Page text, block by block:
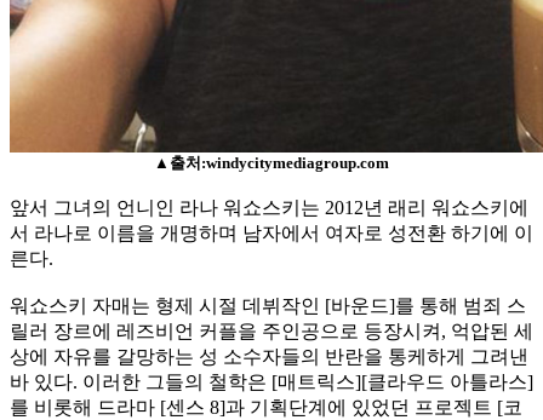
▲출처:windycitymediagroup.com
앞서 그녀의 언니인 라나 워쇼스키는 2012년 래리 워쇼스키에
서 라나로 이름을 개명하며 남자에서 여자로 성전환 하기에 이
른다.
워쇼스키 자매는 형제 시절 데뷔작인 [바운드]를 통해 범죄 스
릴러 장르에 레즈비언 커플을 주인공으로 등장시켜, 억압된 세
상에 자유를 갈망하는 성 소수자들의 반란을 통케하게 그려낸
바 있다. 이러한 그들의 철학은 [매트릭스][클라우드 아틀라스]
를 비롯해 드라마 [센스 8]과 기획단계에 있었던 프로젝트 [코